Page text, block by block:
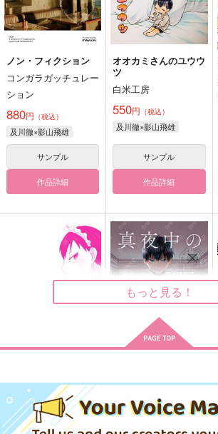
ノン・フィクション
コンガラガッチュレー
ション
880円 （税込）
及川徹×影山飛雄
サンプル
作品詳細
オオカミさんのユウウ
ツ
白米工房
550円 （税込）
及川徹×影山飛雄
サンプル
作品詳細
白米工房
440円（税込）
及川徹×影山飛雄
Ｂ型装備
660円（税込）
もっと見る！